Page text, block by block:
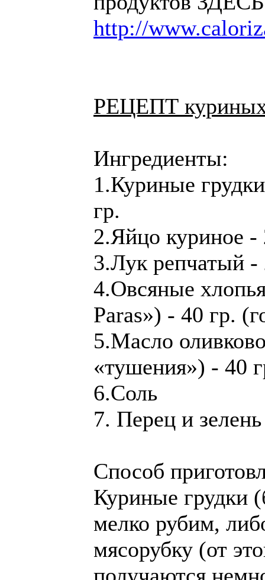
http://
РЕЦЕПТ куриных
Ингредиенты:
1.Куриные
гр.
2.Яйцо куриное -
3.Лук репчатый
4.Овсяные
Paras») - 40 гр.
5.Масло
«тушения») - 40
6.Соль
7. Перец и
Способ
Куриные грудки
мелко рубим,
мясорубку (от